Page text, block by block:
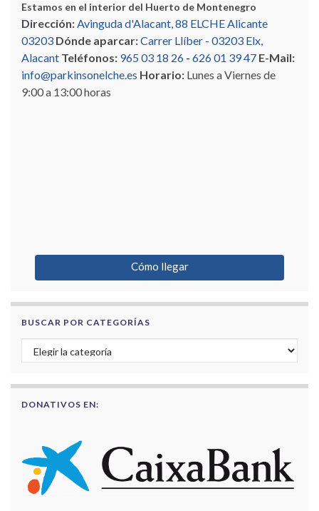
Estamos en el interior del Huerto de Montenegro
Dirección:Avinguda d'Alacant, 88 ELCHE Alicante
03203 Dónde aparcar:Carrer Llíber - 03203 Elx,
Alacant Teléfonos: 965 03 18 26 - 626 01 39 47 E-Mail:
info@parkinsonelche.es Horario: Lunes a Viernes de
9:00 a 13:00 horas
Cómo llegar
BUSCAR POR CATEGORÍAS
Buscar por categorías
DONATIVOS EN: